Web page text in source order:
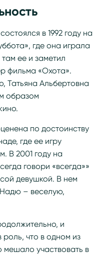
в 1992 году на
где она играла
ее и заметил
фильма «Охота».
Татьяна Альбертовна
образом
по достоинству
где ее игру
В 2001 году на
говори «всегда»»
девушкой. В нем
– веселую,
и
роль, что в одном из
мешало участвовать в